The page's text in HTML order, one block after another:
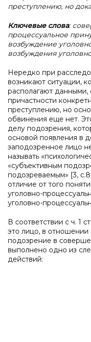
преступлению, но
Ключевые слова:
процессуальное
возбуждение
возбуждения
Нередко при
возникают ситуации,
располагают
причастности
преступлению, но
обвинения еще нет.
делу подозрения,
основой появления в
заподозренное лицо
называть
«субъективным
подозреваемым» [3,
отличие от того
уголовно-
уголовно-
В соответствии с ч. 1
это лицо, в отношении
подозрение в
выполнено одно из
действий: